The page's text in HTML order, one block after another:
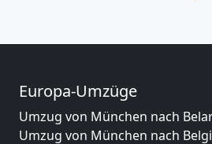
Europa-Umzüge
Umzug von München nach
Umzug von München nach